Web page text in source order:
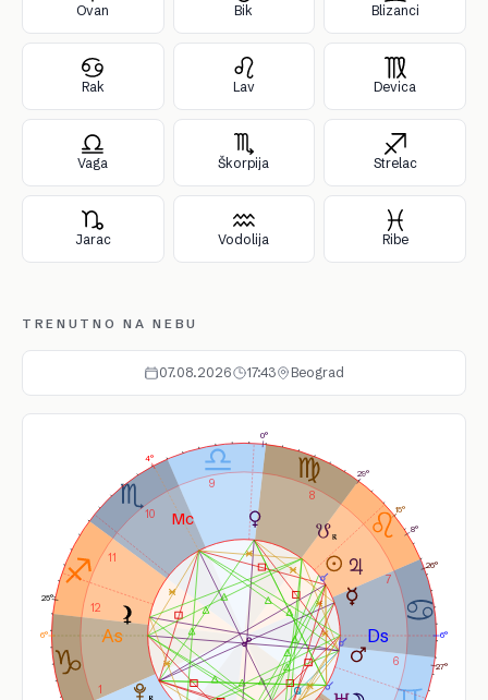
Ovan Bik Blizanci
Rak Lav Devica
Vaga Škorpija Strelac
Jarac Vodolija Ribe
TRENUTNO NA NEBU
07.08.2026 17:43 Beograd
1
6
7
8
9
10
11
12
15°
26°
0°
27°
8°
6°
4°
6°
25°
29°